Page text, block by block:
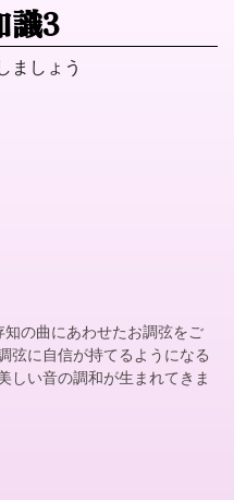
識3
ましょう
の曲にあわせたお調弦をご
弦に自信が持てるようになる
しい音の調和が生まれてきま